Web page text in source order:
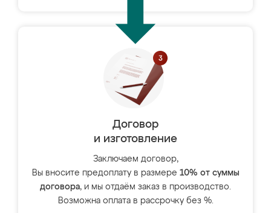
Договор
и изготовление
Заключаем договор,
Вы вносите предоплату в размере 10% от суммы
договора, и мы отдаём заказ в производство.
Возможна оплата в рассрочку без %.